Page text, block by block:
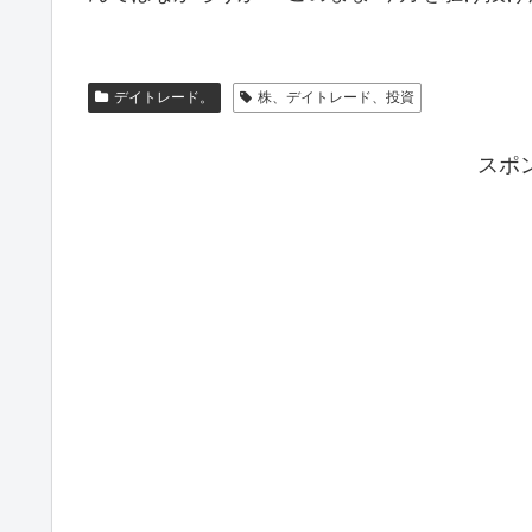
デイトレード。 株、デイトレード、投資
スポ